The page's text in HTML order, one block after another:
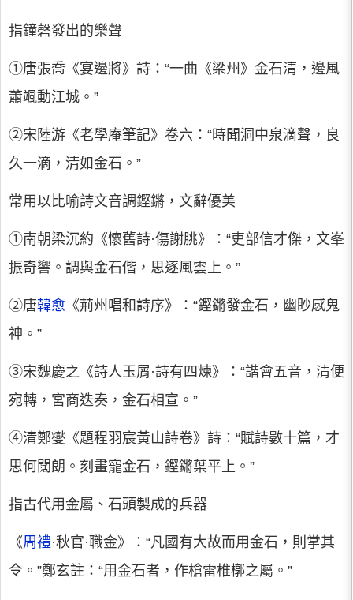
指鐘磬發出的樂聲
①唐張喬《宴邊將》詩：“一曲《梁州》金石清，邊風
蕭颯動江城。”
②宋陸游《老學庵筆記》卷六：“時聞洞中泉滴聲，良
久一滴，清如金石。”
常用以比喻詩文音調鏗鏘，文辭優美
①南朝梁沉約《懷舊詩·傷謝朓》：“吏部信才傑，文峯
振奇響。調與金石偕，思逐風雲上。”
②唐韓愈 《荊州唱和詩序》：“鏗鏘發金石，幽眇感鬼
神。”
③宋魏慶之《詩人玉屑·詩有四煉》：“諧會五音，清便
宛轉，宮商迭奏，金石相宣。”
④清鄭燮《題程羽宸黃山詩卷》詩：“賦詩數十篇，才
思何闊朗。刻畫寵金石，鏗鏘葉平上。”
指古代用金屬、石頭製成的兵器
《周禮·秋官·職金》：“凡國有大故而用金石，則掌其
令。”鄭玄註：“用金石者，作槍雷椎槨之屬。”